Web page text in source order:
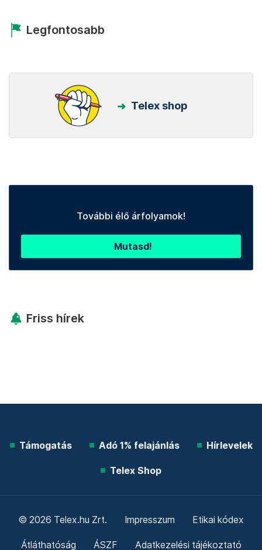
Legfontosabb
Telex shop
További élő árfolyamok!
Mutasd!
Friss hírek
Támogatás Adó 1% felajánlás Hírlevelek
Telex Shop
© 2026 Telex.hu Zrt. Impresszum Etikai kódex
Átláthatóság ÁSZF Adatkezelési tájékoztató